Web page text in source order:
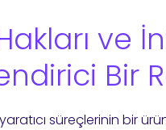
ve
Bir
süreçlerinin bir